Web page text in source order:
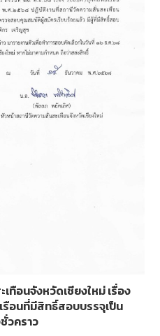
ทือนจังหวัดเชียงใหม่ เรื่อง
อนที่มีสิทธิ์สอบบรรจุเป็น
วคราว